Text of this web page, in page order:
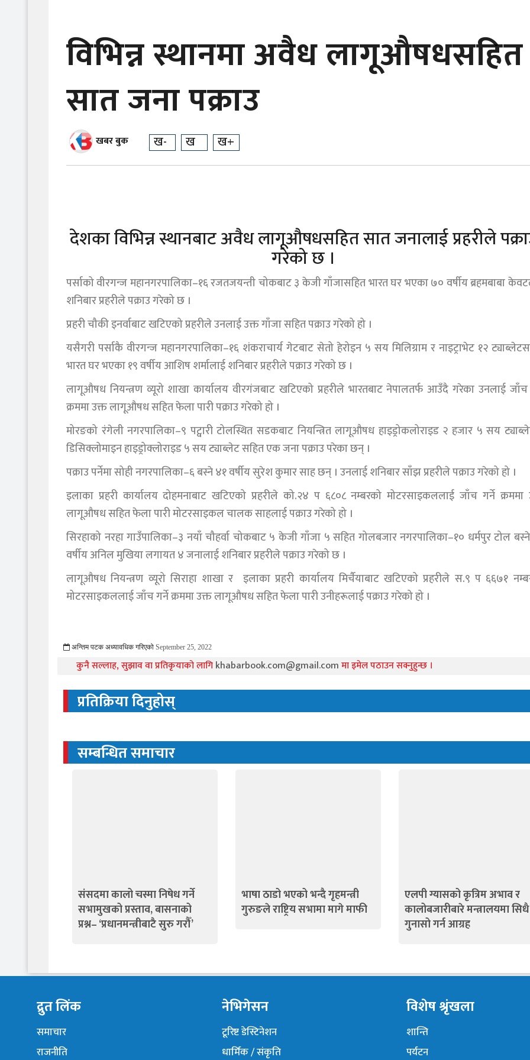
विभिन्न स्थानमा अवैध लागूऔषधसहित
सात जना पक्राउ
खबर बुक ख- ख ख+
देशका विभिन्न स्थानबाट अवैध लागूऔषधसहित सात जनालाई प्रहरीले
गरेको छ ।
पर्साको वीरगन्ज महानगरपालिका–१६ रजतजयन्ती चोकबाट ३ केजी गाँजासहित भारत घर भएका ७० वर्षीय ब्रहमबाबा
शनिबार प्रहरीले पक्राउ गरेको छ ।
प्रहरी चौकी इनर्वाबाट खटिएको प्रहरीले उनलाई उक्त गाँजा सहित पक्राउ गरेको हो ।
यसैगरी पर्साकै वीरगन्ज महानगरपालिका–१६ शंकराचार्य गेटबाट सेतो हेरोइन ५ सय मिलिग्राम र नाइट्राभेट १२
भारत घर भएका १९ वर्षीय आशिष शर्मालाई शनिबार प्रहरीले पक्राउ गरेको छ ।
लागूऔषध नियन्त्रण व्यूरो शाखा कार्यालय वीरगंजबाट खटिएको प्रहरीले भारतबाट नेपालतर्फ आउँदै गरेका उनलाई जाँच
क्रममा उक्त लागूऔषध सहित फेला पारी पक्राउ गरेको हो ।
मोरङको रंगेली नगरपालिका–९ पट्वारी टोलस्थित सडकबाट नियन्त्रित लागूऔषध हाइड्रोकलोराइड २ हजार ५ सय
डिसिक्लोमाइन हाइड्रोक्लोराइड ५ सय ट्याब्लेट सहित एक जना पक्राउ परेका छन् ।
पक्राउ पर्नेमा सोही नगरपालिका–६ बस्ने ४१ वर्षीय सुरेश कुमार साह छन् । उनलाई शनिबार साँझ प्रहरीले पक्राउ गरेको हो ।
इलाका प्रहरी कार्यालय दोहमनाबाट खटिएको प्रहरीले को.२४ प ६८०८ नम्बरको मोटरसाइकललाई जाँच गर्ने क्रममा
लागूऔषध सहित फेला पारी मोटरसाइकल चालक साहलाई पक्राउ गरेको हो ।
सिरहाको नरहा गाउँपालिका–३ नयाँ चौहर्वा चोकबाट ५ केजी गाँजा ५ सहित गोलबजार नगरपालिका–१० धर्मपुर टोल
वर्षीय अनिल मुखिया लगायत ४ जनालाई शनिबार प्रहरीले पक्राउ गरेको छ ।
लागूऔषध नियन्त्रण व्यूरो सिराहा शाखा र इलाका प्रहरी कार्यालय मिर्चैयाबाट खटिएको प्रहरीले स.९ प ६६७१
मोटरसाइकललाई जाँच गर्ने क्रममा उक्त लागूऔषध सहित फेला पारी उनीहरूलाई पक्राउ गरेको हो ।
अन्तिम पटक अध्यावधिक गरिएको September 25, 2022
कुनै सल्लाह, सुझाव वा प्रतिकृयाको लागिkhabarbook.com@gmail.comमा इमेल पठाउन सक्नुहुन्छ ।
प्रतिक्रिया दिनुहोस्
सम्बन्धित समाचार
संसदमा कालो चस्मा निषेध गर्ने
सभामुखको प्रस्ताव, बासनाको
प्रश्न– ‘प्रधानमन्त्रीबाटै सुरु गरौँ’
भाषा ठाडो भएको भन्दै गृहमन्त्री
गुरुङले राष्ट्रिय सभामा मागे माफी
एलपी ग्यासको कृत्रिम अभाव र
कालोबजारीबारे मन्त्रालयमा सिधै
गुनासो गर्न आग्रह
द्रुत लिंक
समाचार
राजनीति
नेभिगेसन
टूरिष्ट डेस्टिनेशन
धार्मिक / संकृति
विशेष श्रृंखला
शान्ति
पर्यटन